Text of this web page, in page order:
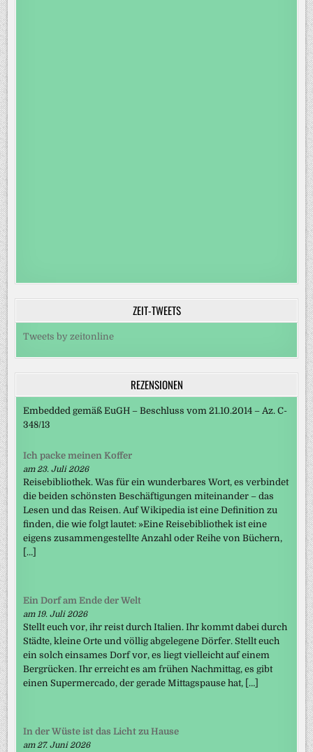
ZEIT-TWEETS
Tweets by zeitonline
REZENSIONEN
Embedded gemäß EuGH – Beschluss vom 21.10.2014 – Az. C-
348/13
Ich packe meinen Koffer
am 23. Juli 2026
Reisebibliothek. Was für ein wunderbares Wort, es verbindet
die beiden schönsten Beschäftigungen miteinander – das
Lesen und das Reisen. Auf Wikipedia ist eine Definition zu
finden, die wie folgt lautet: »Eine Reisebibliothek ist eine
eigens zusammengestellte Anzahl oder Reihe von Büchern,
[…]
Ein Dorf am Ende der Welt
am 19. Juli 2026
Stellt euch vor, ihr reist durch Italien. Ihr kommt dabei durch
Städte, kleine Orte und völlig abgelegene Dörfer. Stellt euch
ein solch einsames Dorf vor, es liegt vielleicht auf einem
Bergrücken. Ihr erreicht es am frühen Nachmittag, es gibt
einen Supermercado, der gerade Mittagspause hat, […]
In der Wüste ist das Licht zu Hause
am 27. Juni 2026